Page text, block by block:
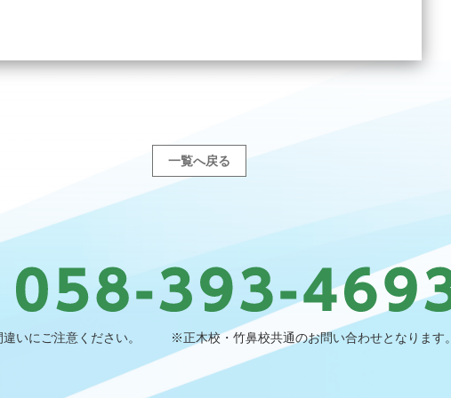
一覧へ戻る
いにご注意ください。 ※正木校・竹鼻校共通のお問い合わせとなります。